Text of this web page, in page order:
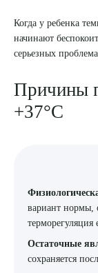
Врачам
Правовая
Политика
Пользовательское
Направления
Лабораторная
Хирургический
Пациенту
Подготовка к
ДМС
Филиалы
Когда у ребенка
начинают
серьезных
Причины
+37°C
вариант нормы,
терморегуляция
Остаточные
сохраняется